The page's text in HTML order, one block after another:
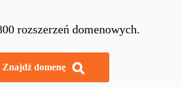
rozszerzeń domenowych.
Znajdź domenę